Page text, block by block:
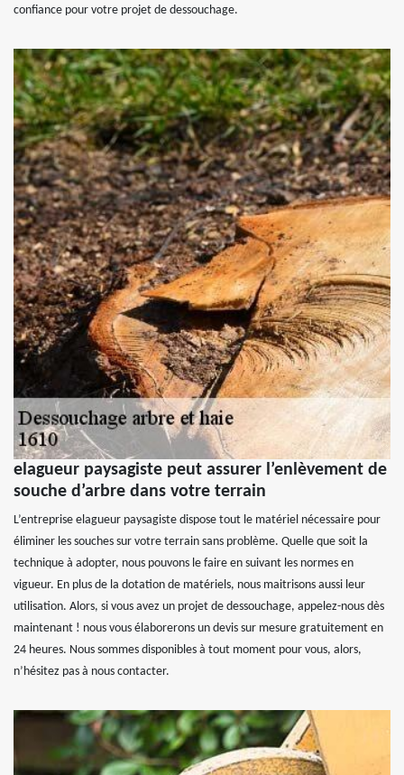
confiance pour votre projet de dessouchage.
elagueur paysagiste peut assurer l’enlèvement de
souche d’arbre dans votre terrain
L’entreprise elagueur paysagiste dispose tout le matériel nécessaire pour
éliminer les souches sur votre terrain sans problème. Quelle que soit la
technique à adopter, nous pouvons le faire en suivant les normes en
vigueur. En plus de la dotation de matériels, nous maitrisons aussi leur
utilisation. Alors, si vous avez un projet de dessouchage, appelez-nous dès
maintenant ! nous vous élaborerons un devis sur mesure gratuitement en
24 heures. Nous sommes disponibles à tout moment pour vous, alors,
n’hésitez pas à nous contacter.